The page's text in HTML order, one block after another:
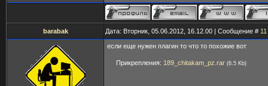
barabak Дата: Вторник, 05.06.2012, 16.12.00 | Сообщение # 11
если еще нужен плагин то что то похожие вот
Прикрепления: 189_chitakam_pz.rar (6.5 Kb)